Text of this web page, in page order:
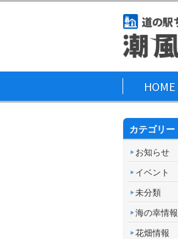
HOME
カテゴリー
お知らせ
イベント
未分類
海の幸情報
花畑情報